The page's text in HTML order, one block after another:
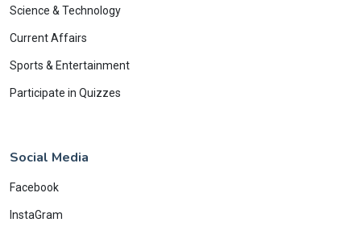
Science & Technology
Current Affairs
Sports & Entertainment
Participate in Quizzes
Social Media
Facebook
InstaGram